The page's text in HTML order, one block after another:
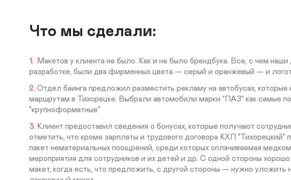
Что мы сделали:
Макетов у клиента не было. Как и не было брендбука. Все, с чем
разработке, были два фирменных цвета — серый и оранжевый — и
Отдел баинга предложил разместить рекламу на автобусах, которые
маршрутам в Тихорецке. Выбрали автомобили марки "ПАЗ" как самые
"крупноформатные"
Клиент предоставил сведения о бонусах, которые получают
отметить, что кроме зарплаты и трудового договора КХП "Тихорецкий"
пакет нематериальных поощрений, среди которых оплачиваемая
мероприятия для сотрудников и их детей и др. С одной стороны
макет, когда есть, что предложить, с другой стороны — нужно уложить